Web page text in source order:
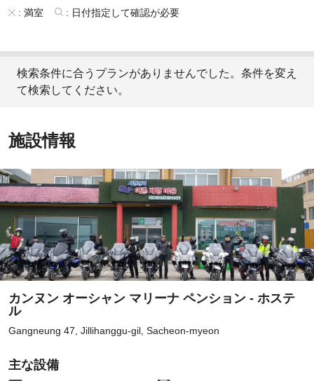
: 満室 : 日付指定して確認が必要
検索条件に合うプランがありませんでした。条件を変え
て検索してください。
施設情報
カンヌン オーシャン マリーナ ペンション - ホステ
ル
Gangneung 47, Jillihanggu-gil, Sacheon-myeon
主な設備